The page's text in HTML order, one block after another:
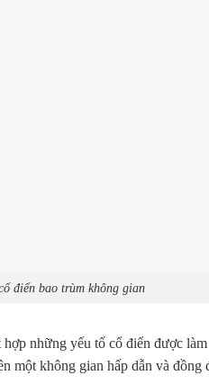
điển bao trùm không gian
những yếu tố cổ điển được
một không gian hấp dẫn và đồng